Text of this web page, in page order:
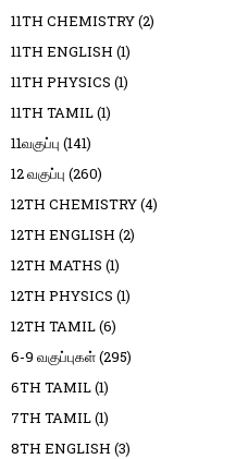
11TH CHEMISTRY(2)
11TH ENGLISH (1)
11TH PHYSICS (1)
11TH TAMIL(1)
11வகுப்பு (141)
12 வகுப்பு (260)
12TH CHEMISTRY(4)
12TH ENGLISH (2)
12TH MATHS (1)
12TH PHYSICS (1)
12TH TAMIL(6)
6-9 வகுப்புகள்(295)
6TH TAMIL(1)
7TH TAMIL(1)
8TH ENGLISH (3)